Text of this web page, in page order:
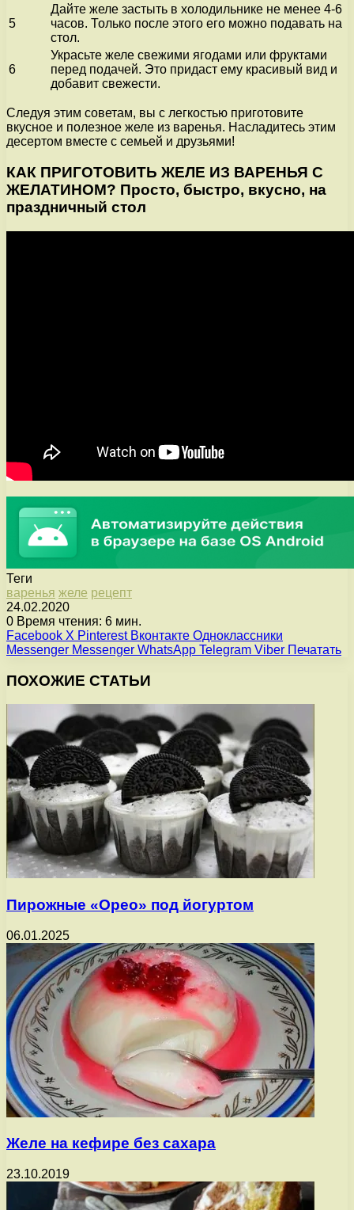
5
Дайте желе застыть в холодильнике не менее 4-6
часов. Только после этого его можно подавать на
стол.
6
Украсьте желе свежими ягодами или фруктами
перед подачей. Это придаст ему красивый вид и
добавит свежести.
Следуя этим советам, вы с легкостью приготовите
вкусное и полезное желе из варенья. Насладитесь этим
десертом вместе с семьей и друзьями!
КАК ПРИГОТОВИТЬ ЖЕЛЕ ИЗ ВАРЕНЬЯ С
ЖЕЛАТИНОМ? Просто, быстро, вкусно, на
праздничный стол
Теги
варенья желе рецепт
24.02.2020
0 Время чтения: 6 мин.
Facebook X Pinterest Вконтакте Одноклассники
Messenger Messenger WhatsApp Telegram Viber Печатать
ПОХОЖИЕ СТАТЬИ
Пирожные «Орео» под йогуртом
06.01.2025
Желе на кефире без сахара
23.10.2019